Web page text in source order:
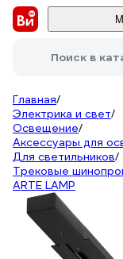
Поиск в
Главная/
Электрика и свет/
Освещение/
Аксессуары для
Для светильников/
Трековые
ARTE LAMP